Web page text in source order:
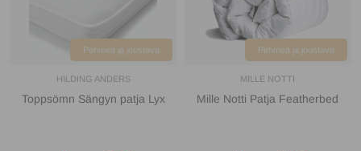
Pehmeä ja joustava
HILDING ANDERS
Toppsömn Sängyn patja Lyx
Pehmeä ja joustava
MILLE NOTTI
Mille Notti Patja Featherbed